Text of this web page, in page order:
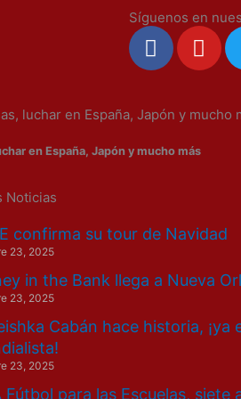
Síguenos en
F
a
e
b
o
Y
o
u
b
luchar en España, Japón y mucho
en España, Japón y mucho más
Noticias
confirma su tour de Navidad
23, 2025
in the Bank llega a Nueva
23, 2025
Cabán hace historia, ¡ya
23, 2025
Fútbol para las Escuelas, siete